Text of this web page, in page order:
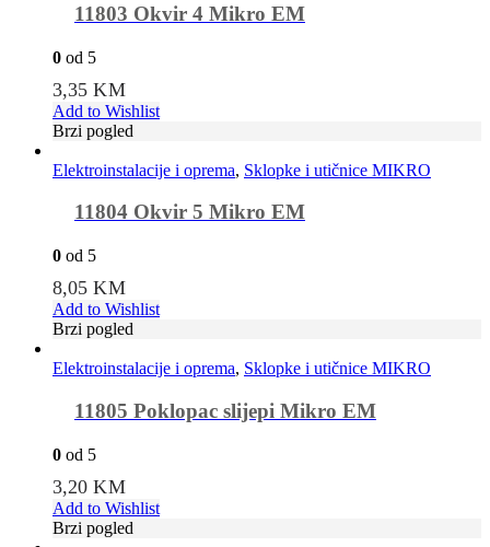
11803 Okvir 4 Mikro EM
0 od 5
3,35KM
Add to Wishlist
Brzi pogled
Elektroinstalacije i oprema, Sklopke i utičnice MIKRO
11804 Okvir 5 Mikro EM
0 od 5
8,05KM
Add to Wishlist
Brzi pogled
Elektroinstalacije i oprema, Sklopke i utičnice MIKRO
11805 Poklopac slijepi Mikro EM
0 od 5
3,20KM
Add to Wishlist
Brzi pogled